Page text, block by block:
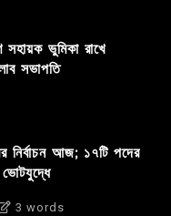
সহায়ক ভুমিকা রাখে
সভাপতি
নির্বাচন আজ; ১৭টি পদের
3 words